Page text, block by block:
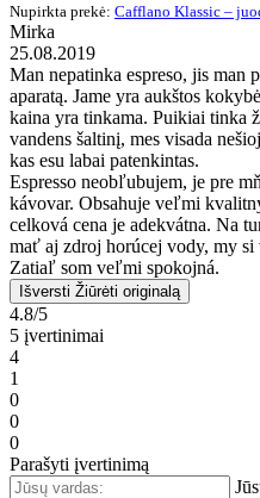
Nupirkta prekė: Cafflano Klassic –
Mirka
25.08.2019
Man nepatinka espreso, jis man
aparatą. Jame yra aukštos
kaina yra tinkama. Puikiai tinka
vandens šaltinį, mes visada
kas esu labai patenkintas.
Espresso neobľubujem, je pre
kávovar. Obsahuje veľmi
celková cena je adekvátna. Na
mať aj zdroj horúcej vody, my si
Zatiaľ som veľmi spokojná.
Išversti Žiūrėti originalą
4.8/5
5 įvertinimai
4
1
0
0
0
Parašyti įvertinimą